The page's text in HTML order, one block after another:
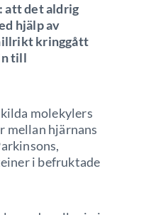
att det aldrig
hjälp av
kringgått
till
molekylers
mellan hjärnans
i befruktade